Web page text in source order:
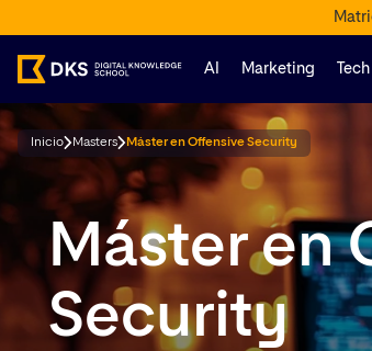
AI Marketing Tech
Inicio Masters Máster en Offensive Security
Máster en
Security